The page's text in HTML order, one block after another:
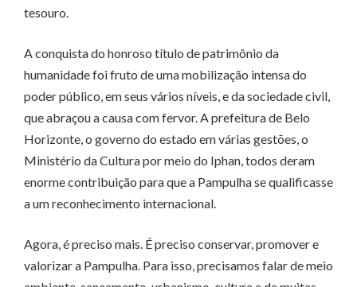
tesouro.
A conquista do honroso título de patrimônio da
humanidade foi fruto de uma mobilização intensa do
poder público, em seus vários níveis, e da sociedade civil,
que abraçou a causa com fervor. A prefeitura de Belo
Horizonte, o governo do estado em várias gestões, o
Ministério da Cultura por meio do Iphan, todos deram
enorme contribuição para que a Pampulha se qualificasse
a um reconhecimento internacional.
Agora, é preciso mais. É preciso conservar, promover e
valorizar a Pampulha. Para isso, precisamos falar de meio